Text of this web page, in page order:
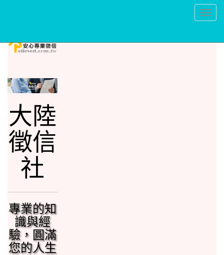
Toggle
大陸
徵信
社
專業的知
識與經
驗，圓滿
您的人生